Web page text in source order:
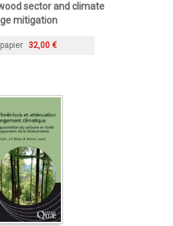
sector and climate
mitigation
32,00 €